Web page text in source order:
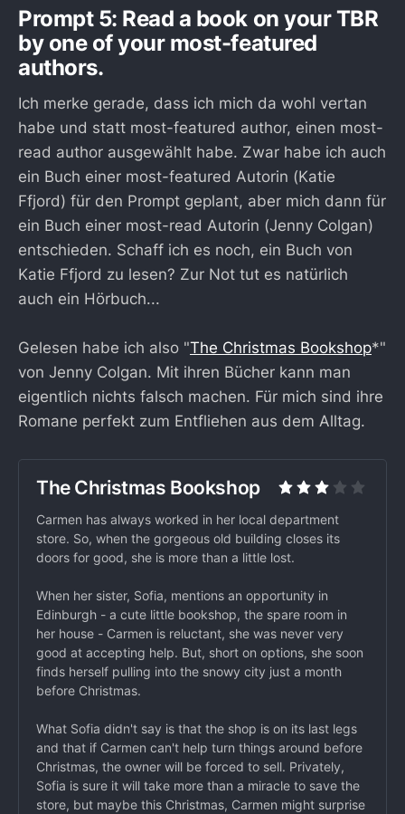
Prompt 5: Read a book on your TBR
by one of your most-featured
authors.
Ich merke gerade, dass ich mich da wohl vertan
habe und statt most-featured author, einen most-
read author ausgewählt habe. Zwar habe ich auch
ein Buch einer most-featured Autorin (Katie
Ffjord) für den Prompt geplant, aber mich dann für
ein Buch einer most-read Autorin (Jenny Colgan)
entschieden. Schaff ich es noch, ein Buch von
Katie Ffjord zu lesen? Zur Not tut es natürlich
auch ein Hörbuch...
Gelesen habe ich also "The Christmas Bookshop*"
von Jenny Colgan. Mit ihren Bücher kann man
eigentlich nichts falsch machen. Für mich sind ihre
Romane perfekt zum Entfliehen aus dem Alltag.
The Christmas Bookshop
Carmen has always worked in her local department
store. So, when the gorgeous old building closes its
doors for good, she is more than a little lost.
When her sister, Sofia, mentions an opportunity in
Edinburgh - a cute little bookshop, the spare room in
her house - Carmen is reluctant, she was never very
good at accepting help. But, short on options, she soon
finds herself pulling into the snowy city just a month
before Christmas.
What Sofia didn't say is that the shop is on its last legs
and that if Carmen can't help turn things around before
Christmas, the owner will be forced to sell. Privately,
Sofia is sure it will take more than a miracle to save the
store, but maybe this Christmas, Carmen might surprise